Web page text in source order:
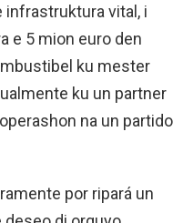
infrastruktura vital, i
e 5 mion euro den
ku mester
ku un partner
na un partido
por ripará un